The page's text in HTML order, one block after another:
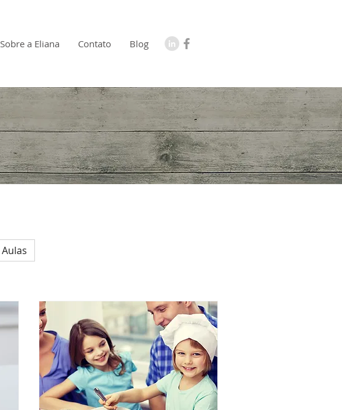
Sobre a Eliana Contato Blog
Aulas